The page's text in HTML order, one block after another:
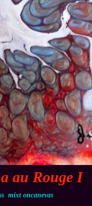
au Rouge I
mixt oncanevas